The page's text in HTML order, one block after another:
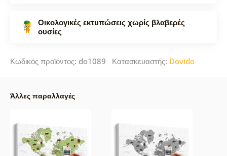
Οικολογικές εκτυπώσεις χωρίς βλαβερές
ουσίες
Κωδικός προϊόντος: do1089 Κατασκευαστής: Dovido
Άλλες παραλλαγές